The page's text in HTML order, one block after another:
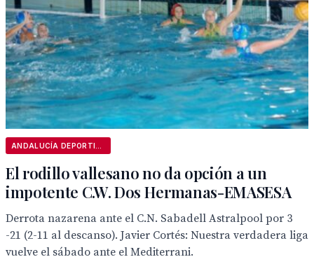
El rodillo vallesano no da opción a un
impotente C.W. Dos Hermanas-EMASESA
Derrota nazarena ante el C.N. Sabadell Astralpool por 3
-21 (2-11 al descanso). Javier Cortés: Nuestra verdadera liga
vuelve el sábado ante el Mediterrani.